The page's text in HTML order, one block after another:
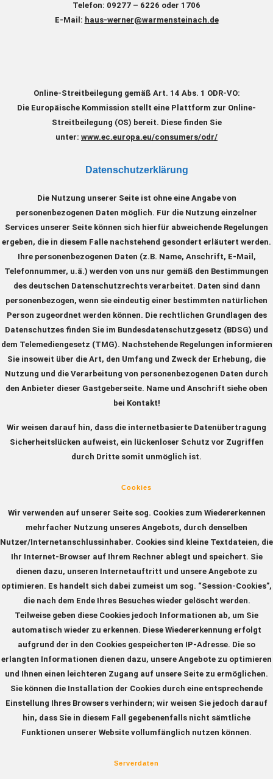
Telefon: 09277 – 6226 oder 1706
E-Mail: haus-werner@warmensteinach.de
Online-Streitbeilegung gemäß Art. 14 Abs. 1 ODR-VO:
Die Europäische Kommission stellt eine Plattform zur Online-
Streitbeilegung (OS) bereit. Diese finden Sie
unter: www.ec.europa.eu/consumers/odr/
Datenschutzerklärung
Die Nutzung unserer Seite ist ohne eine Angabe von
personenbezogenen Daten möglich. Für die Nutzung einzelner
Services unserer Seite können sich hierfür abweichende Regelungen
ergeben, die in diesem Falle nachstehend gesondert erläutert werden.
Ihre personenbezogenen Daten (z.B. Name, Anschrift, E-Mail,
Telefonnummer, u.ä.) werden von uns nur gemäß den Bestimmungen
des deutschen Datenschutzrechts verarbeitet. Daten sind dann
personenbezogen, wenn sie eindeutig einer bestimmten natürlichen
Person zugeordnet werden können. Die rechtlichen Grundlagen des
Datenschutzes finden Sie im Bundesdatenschutzgesetz (BDSG) und
dem Telemediengesetz (TMG). Nachstehende Regelungen informieren
Sie insoweit über die Art, den Umfang und Zweck der Erhebung, die
Nutzung und die Verarbeitung von personenbezogenen Daten durch
den Anbieter dieser Gastgeberseite. Name und Anschrift siehe oben
bei Kontakt!
Wir weisen darauf hin, dass die internetbasierte Datenübertragung
Sicherheitslücken aufweist, ein lückenloser Schutz vor Zugriffen
durch Dritte somit unmöglich ist.
Cookies
Wir verwenden auf unserer Seite sog. Cookies zum Wiedererkennen
mehrfacher Nutzung unseres Angebots, durch denselben
Nutzer/Internetanschlussinhaber. Cookies sind kleine Textdateien, die
Ihr Internet-Browser auf Ihrem Rechner ablegt und speichert. Sie
dienen dazu, unseren Internetauftritt und unsere Angebote zu
optimieren. Es handelt sich dabei zumeist um sog. “Session-Cookies”,
die nach dem Ende Ihres Besuches wieder gelöscht werden.
Teilweise geben diese Cookies jedoch Informationen ab, um Sie
automatisch wieder zu erkennen. Diese Wiedererkennung erfolgt
aufgrund der in den Cookies gespeicherten IP-Adresse. Die so
erlangten Informationen dienen dazu, unsere Angebote zu optimieren
und Ihnen einen leichteren Zugang auf unsere Seite zu ermöglichen.
Sie können die Installation der Cookies durch eine entsprechende
Einstellung Ihres Browsers verhindern; wir weisen Sie jedoch darauf
hin, dass Sie in diesem Fall gegebenenfalls nicht sämtliche
Funktionen unserer Website vollumfänglich nutzen können.
Serverdaten